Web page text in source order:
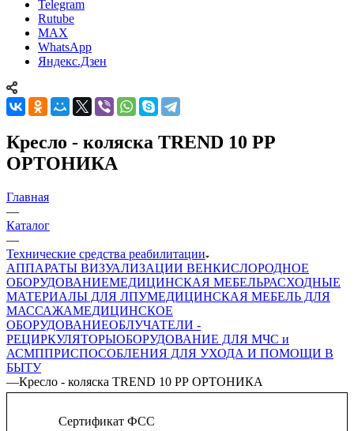
Telegram
Rutube
MAX
WhatsApp
Яндекс.Дзен
Кресло - коляска ТREND 10 РР
ОРТОНИКА
Главная
—
Каталог
—
Технические средства реабилитации
АППАРАТЫ ВИЗУАЛИЗАЦИИ ВЕНКИСЛОРОДНОЕ
ОБОРУДОВАНИЕМЕДИЦИНСКАЯ МЕБЕЛЬРАСХОДНЫЕ
МАТЕРИАЛЫ ДЛЯ ЛПУМЕДИЦИНСКАЯ МЕБЕЛЬ ДЛЯ
МАССАЖАМЕДИЦИНСКОЕ
ОБОРУДОВАНИЕОБЛУЧАТЕЛИ -
РЕЦИРКУЛЯТОРЫОБОРУДОВАНИЕ ДЛЯ МЧС и
АСМППРИСПОСОБЛЕНИЯ ДЛЯ УХОДА И ПОМОЩИ В
БЫТУ
—Кресло - коляска ТREND 10 РР ОРТОНИКА
Сертификат ФСС